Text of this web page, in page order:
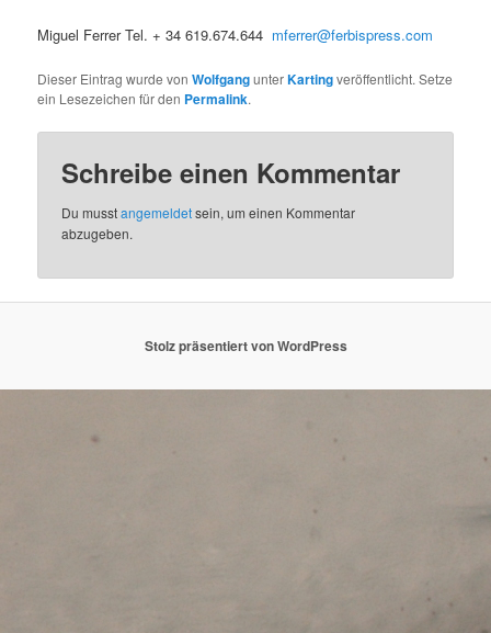
Miguel Ferrer Tel. + 34 619.674.644 mferrer@ferbispress.com
Dieser Eintrag wurde vonWolfgangunterKartingveröffentlicht. Setze
ein Lesezeichen für den Permalink.
Schreibe einen Kommentar
Du musstangemeldetsein, um einen Kommentar
abzugeben.
Stolz präsentiert von WordPress